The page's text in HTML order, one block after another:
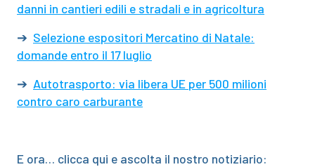
danni in cantieri edili e stradali e in agricoltura
➔ Selezione espositori Mercatino di Natale:
domande entro il 17 luglio
➔ Autotrasporto: via libera UE per 500 milioni
contro caro carburante
E ora… clicca qui e ascolta il nostro notiziario: